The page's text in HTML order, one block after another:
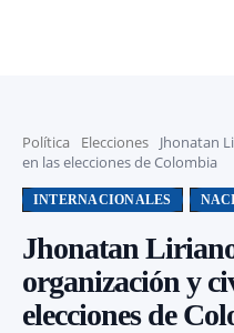
Política Elecciones
Jhonatan
en las elecciones de Colombia
INTERNACIONALES
Jhonatan
organización y
elecciones de